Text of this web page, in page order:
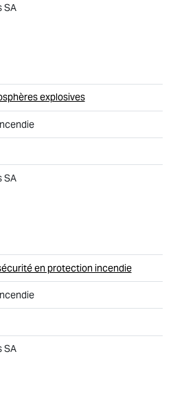
SA
explosives
SA
en protection incendie
SA